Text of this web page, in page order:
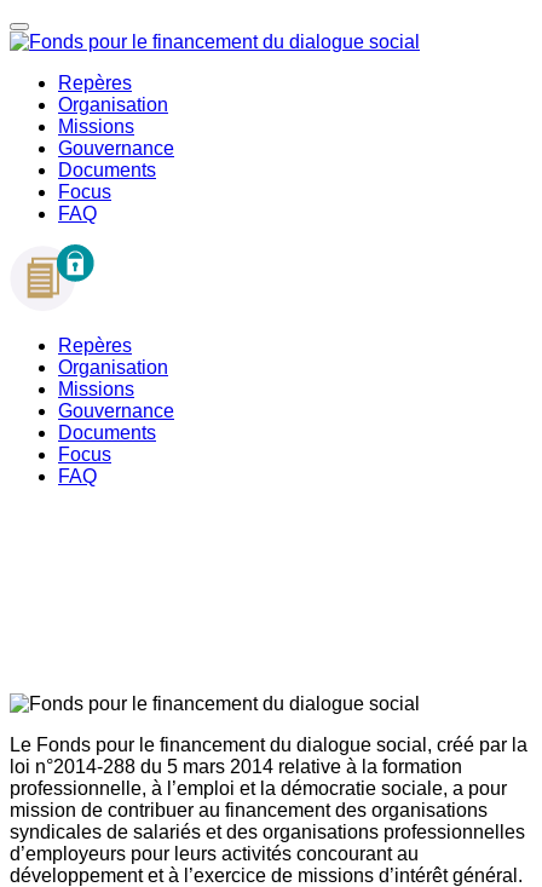
Repères
Organisation
Missions
Gouvernance
Documents
Focus
FAQ
Repères
Organisation
Missions
Gouvernance
Documents
Focus
FAQ
Le Fonds pour le financement du dialogue social, créé par la
loi n°2014-288 du 5 mars 2014 relative à la formation
professionnelle, à l’emploi et la démocratie sociale, a pour
mission de contribuer au financement des organisations
syndicales de salariés et des organisations professionnelles
d’employeurs pour leurs activités concourant au
développement et à l’exercice de missions d’intérêt général.